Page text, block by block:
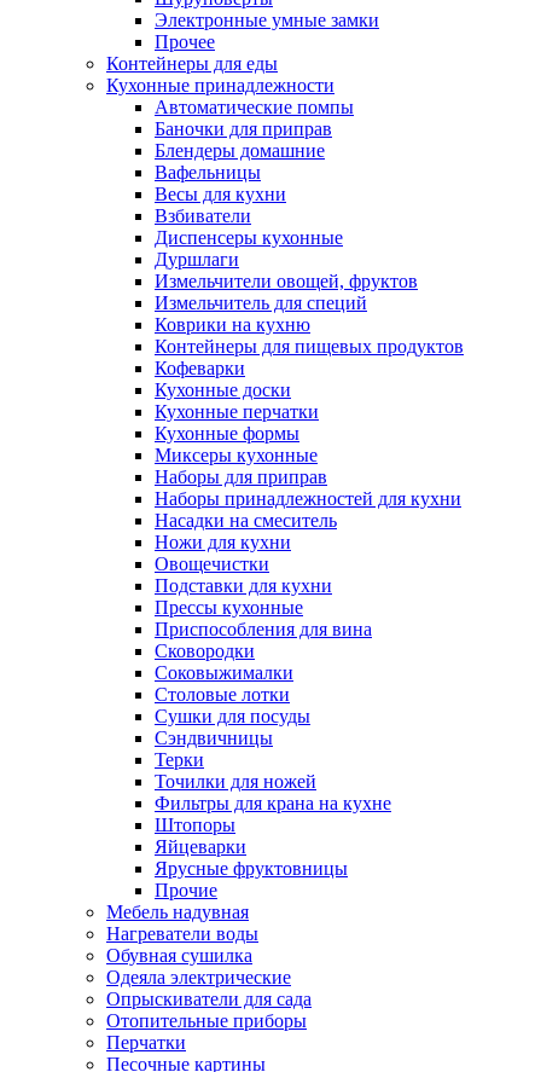
Электронные умные замки
Прочее
Контейнеры для еды
Кухонные принадлежности
Автоматические помпы
Баночки для приправ
Блендеры домашние
Вафельницы
Весы для кухни
Взбиватели
Диспенсеры кухонные
Дуршлаги
Измельчители овощей, фруктов
Измельчитель для специй
Коврики на кухню
Контейнеры для пищевых продуктов
Кофеварки
Кухонные доски
Кухонные перчатки
Кухонные формы
Миксеры кухонные
Наборы для приправ
Наборы принадлежностей для кухни
Насадки на смеситель
Ножи для кухни
Овощечистки
Подставки для кухни
Прессы кухонные
Приспособления для вина
Сковородки
Соковыжималки
Столовые лотки
Сушки для посуды
Сэндвичницы
Терки
Точилки для ножей
Фильтры для крана на кухне
Штопоры
Яйцеварки
Ярусные фруктовницы
Прочие
Мебель надувная
Нагреватели воды
Обувная сушилка
Одеяла электрические
Опрыскиватели для сада
Отопительные приборы
Перчатки
Песочные картины